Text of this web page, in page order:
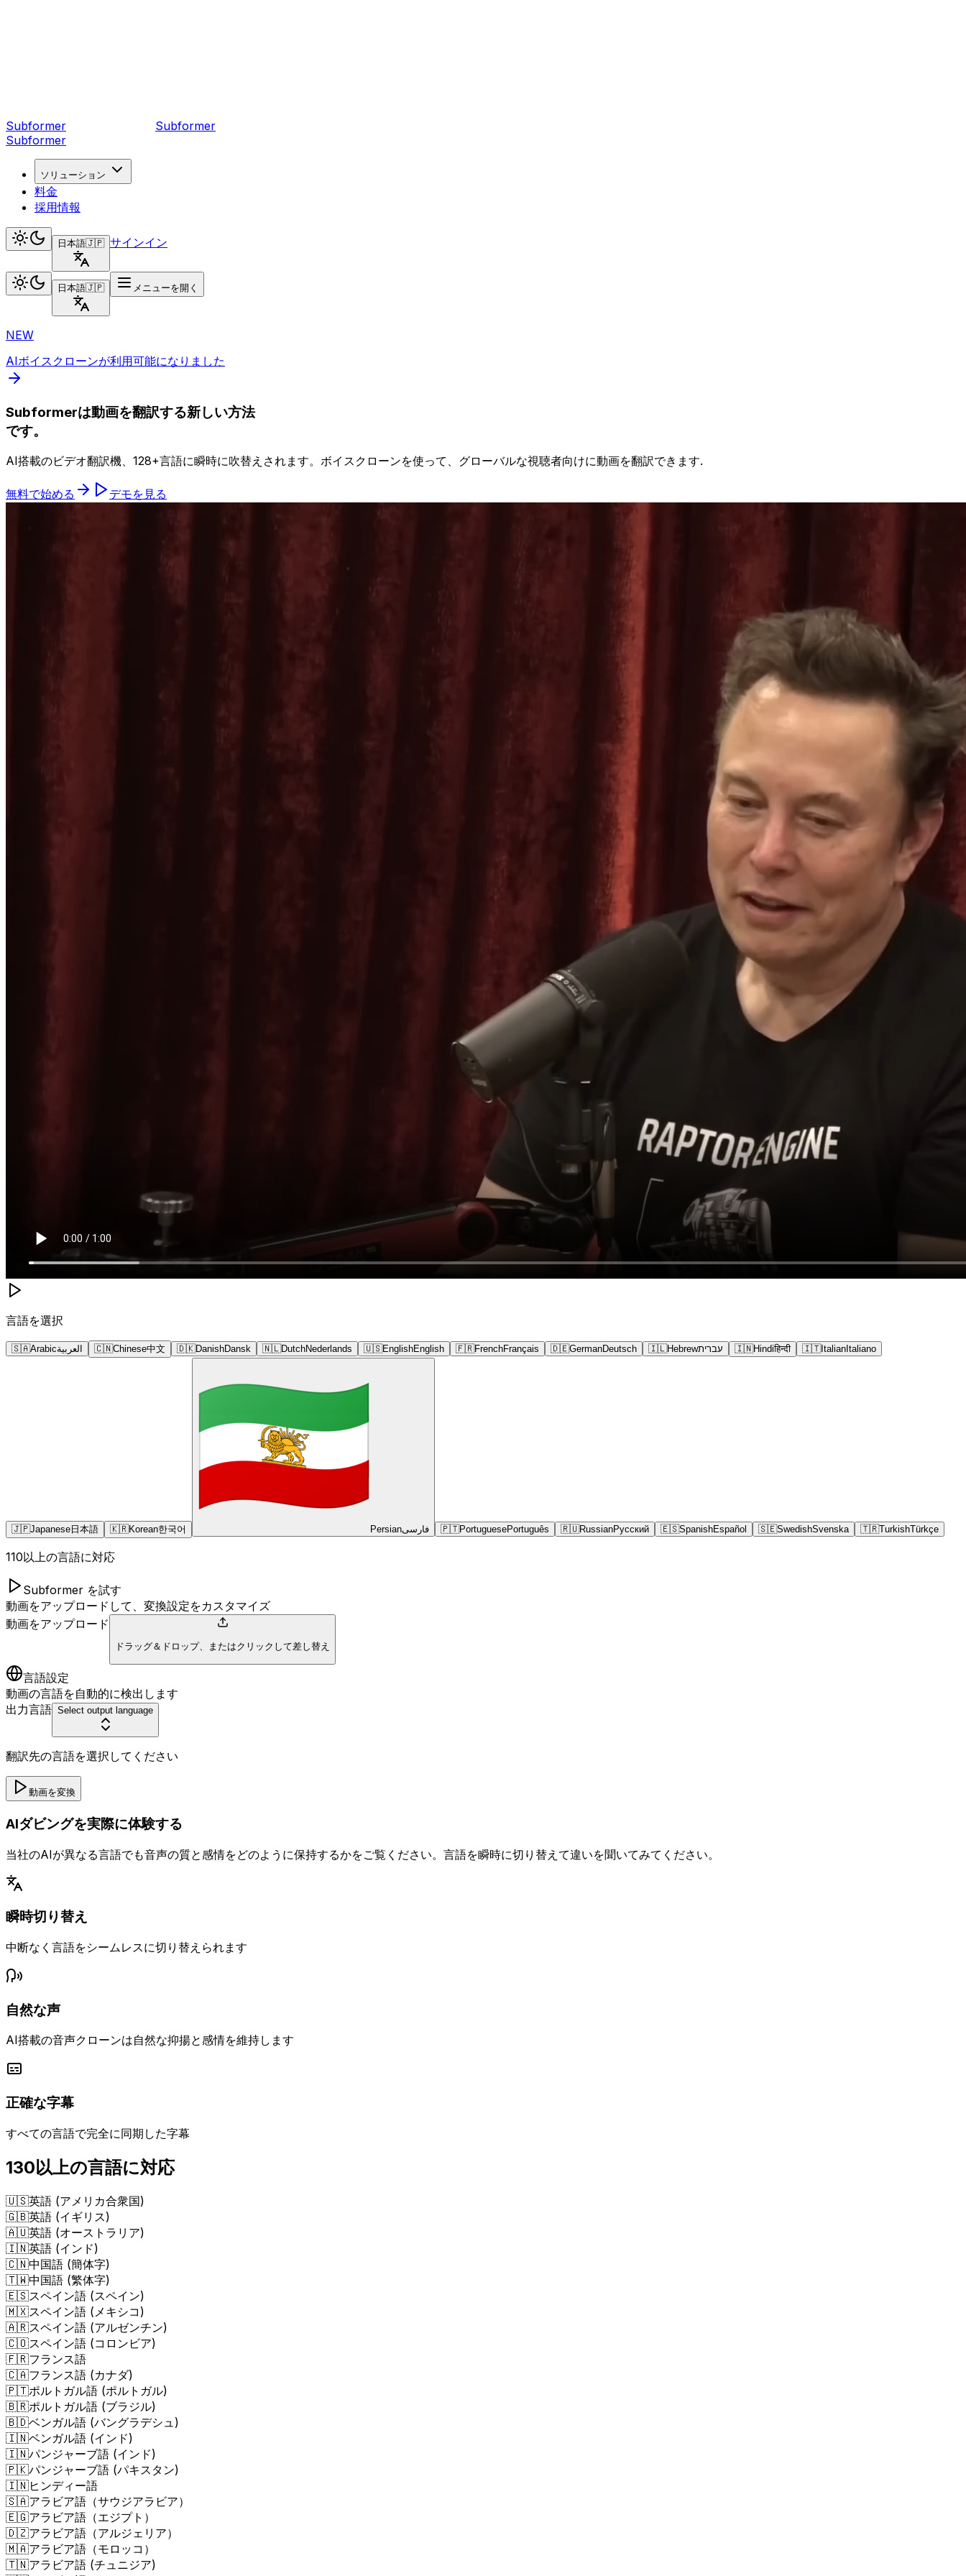
Subformer Subformer
Subformer
ソリューション
料金
採用情報
日本語🇯🇵 サインイン
日本語🇯🇵 メニューを開く
NEW
AIボイスクローンが利用可能になりました
Subformerは動画を翻訳する新しい方法
です。
AI搭載のビデオ翻訳機、128+言語に瞬時に吹替えされます。ボイスクローンを使って、グローバルな視聴者向けに動画を翻訳できます.
無料で始める デモを見る
言語を選択
🇸🇦Arabicالعربية 🇨🇳Chinese中文 🇩🇰DanishDansk 🇳🇱DutchNederlands 🇺🇸EnglishEnglish 🇫🇷FrenchFrançais 🇩🇪GermanDeutsch 🇮🇱Hebrewעברית 🇮🇳Hindiहिन्दी 🇮🇹Italian Italiano
🇯🇵Japanese 日本語 🇰🇷Korean한국어 Persianفارسی 🇵🇹PortuguesePortuguês 🇷🇺RussianРусский 🇪🇸SpanishEspañol 🇸🇪SwedishSvenska 🇹🇷TurkishTürkçe
110以上の言語に対応
Subformer を試す
動画をアップロードして、変換設定をカスタマイズ
動画をアップロード
ドラッグ＆ドロップ、またはクリックして差し替え
言語設定
動画の言語を自動的に検出します
出力言語 Select output language
翻訳先の言語を選択してください
動画を変換
AIダビングを実際に体験する
当社のAIが異なる言語でも音声の質と感情をどのように保持するかをご覧ください。言語を瞬時に切り替えて違いを聞いてみてください。
瞬時切り替え
中断なく言語をシームレスに切り替えられます
自然な声
AI搭載の音声クローンは自然な抑揚と感情を維持します
正確な字幕
すべての言語で完全に同期した字幕
130以上の言語に対応
🇺🇸英語 (アメリカ合衆国)
🇬🇧英語 (イギリス)
🇦🇺英語 (オーストラリア)
🇮🇳英語 (インド)
🇨🇳中国語 (簡体字)
🇹🇼中国語 (繁体字)
🇪🇸スペイン語 (スペイン)
🇲🇽スペイン語 (メキシコ)
🇦🇷スペイン語 (アルゼンチン)
🇨🇴スペイン語 (コロンビア)
🇫🇷フランス語
🇨🇦フランス語 (カナダ)
🇵🇹ポルトガル語 (ポルトガル)
🇧🇷ポルトガル語 (ブラジル)
🇧🇩ベンガル語 (バングラデシュ)
🇮🇳ベンガル語 (インド)
🇮🇳パンジャーブ語 (インド)
🇵🇰パンジャーブ語 (パキスタン)
🇮🇳ヒンディー語
🇸🇦アラビア語（サウジアラビア）
🇪🇬アラビア語（エジプト）
🇩🇿アラビア語（アルジェリア）
🇲🇦アラビア語（モロッコ）
🇹🇳アラビア語 (チュニジア)